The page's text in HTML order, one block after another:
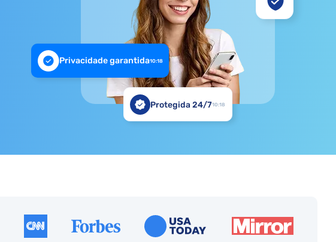
Privacidade garantida10:18
Protegida 24/710:18